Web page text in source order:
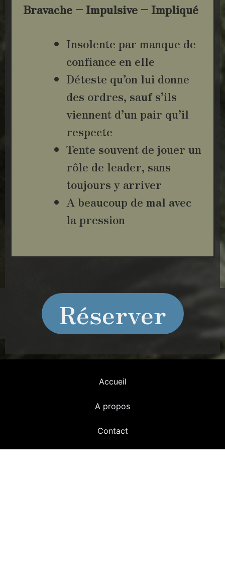
Bravache – Impulsive – Impliqué
Insolente par manque de
confiance en elle
Déteste qu’on lui donne
des ordres, sauf s’ils
viennent d’un pair qu’il
respecte
Tente souvent de jouer un
rôle de leader, sans
toujours y arriver
A beaucoup de mal avec
la pression
Réserver
Accueil
A propos
Contact